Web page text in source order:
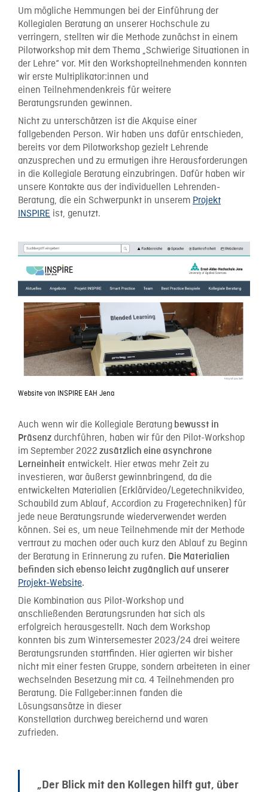
Um mögliche Hemmungen bei der Einführung der
Kollegialen Beratung an unserer Hochschule zu
verringern, stellten wir die Methode zunächst in einem
Pilotworkshop mit dem Thema „Schwierige Situationen in
der Lehre“ vor. Mit den Workshopteilnehmenden konnten
wir erste Multiplikator:innen und
einen Teilnehmendenkreis für weitere
Beratungsrunden gewinnen.
Nicht zu unterschätzen ist die Akquise einer
fallgebenden Person. Wir haben uns dafür entschieden,
bereits vor dem Pilotworkshop gezielt Lehrende
anzusprechen und zu ermutigen ihre Herausforderungen
in die Kollegiale Beratung einzubringen. Dafür haben wir
unsere Kontakte aus der individuellen Lehrenden-
Beratung, die ein Schwerpunkt in unserem Projekt
INSPIRE ist, genutzt.
Website von INSPIRE EAH Jena
Auch wenn wir die Kollegiale Beratung bewusst in
Präsenz durchführen, haben wir für den Pilot-Workshop
im September 2022 zusätzlich eine asynchrone
Lerneinheit entwickelt. Hier etwas mehr Zeit zu
investieren, war äußerst gewinnbringend, da die
entwickelten Materialien (Erklärvideo/Legetechnikvideo,
Schaubild zum Ablauf, Accordion zu Fragetechniken) für
jede neue Beratungsrunde wiederverwendet werden
können. Sei es, um neue Teilnehmende mit der Methode
vertraut zu machen oder auch kurz den Ablauf zu Beginn
der Beratung in Erinnerung zu rufen. Die Materialien
befinden sich ebenso leicht zugänglich auf unserer
Projekt-Website.
Die Kombination aus Pilot-Workshop und
anschließenden Beratungsrunden hat sich als
erfolgreich herausgestellt. Nach dem Workshop
konnten bis zum Wintersemester 2023/24 drei weitere
Beratungsrunden stattfinden. Hier agierten wir bisher
nicht mit einer festen Gruppe, sondern arbeiteten in einer
wechselnden Besetzung mit ca. 4 Teilnehmenden pro
Beratung. Die Fallgeber:innen fanden die
Lösungsansätze in dieser
Konstellation durchweg bereichernd und waren
zufrieden.
„Der Blick mit den Kollegen hilft gut, über